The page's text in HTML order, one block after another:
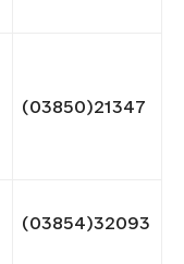
(03850)21347
(03854)32093